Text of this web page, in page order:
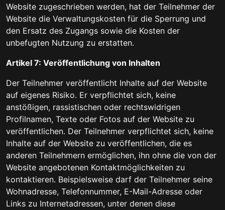
Website zugeschrieben werden, hat der Teilnehmer der
Website die Verwaltungskosten für die Sperrung und
den Ersatz des Zugangs sowie die Kosten der
unbefugten Nutzung zu erstatten.
Artikel 7: Veröffentlichung von Inhalten
Der Teilnehmer veröffentlicht Inhalte auf der Website
auf eigenes Risiko. Er verpflichtet sich, keine
anstößigen, rassistischen oder rechtswidrigen
Profilnamen, Texte oder Fotos auf der Website zu
veröffentlichen. Der Teilnehmer verpflichtet sich, keine
Inhalte auf der Website zu veröffentlichen, die es
anderen Teilnehmern ermöglichen, ihn ohne die von der
Website angebotenen Kontaktmöglichkeiten zu
kontaktieren. Beispielsweise darf der Teilnehmer seine
Wohnadresse, Telefonnummer, E-Mail-Adresse oder
Links zu Internetadressen, unter denen diese